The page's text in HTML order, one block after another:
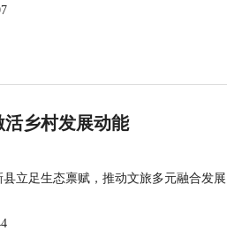
活乡村发展动能
县立足生态禀赋，推动文旅多元融合发